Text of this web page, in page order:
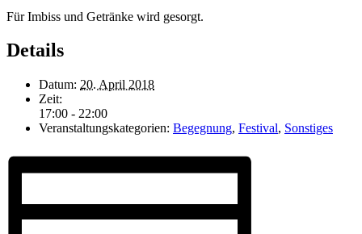
Für Imbiss und Getränke wird gesorgt.
Details
Datum: 20. April 2018
Zeit:
17:00 - 22:00
Veranstaltungskategorien: Begegnung, Festival, Sonstiges